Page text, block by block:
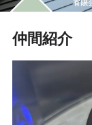
お問い合わせ
仲間紹介